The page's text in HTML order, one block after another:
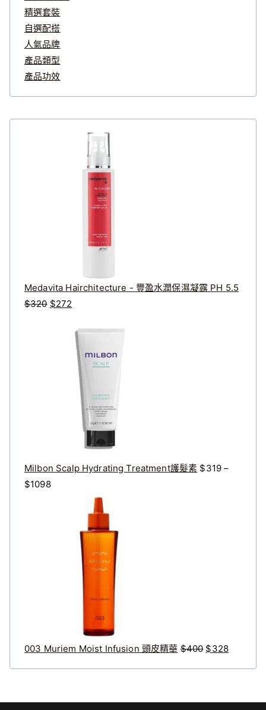
精選套裝
自選配搭
人氣品牌
產品類型
產品功效
Medavita Hairchitecture - 豐盈水潤保濕凝露 PH 5.5
$320 原
$272
價
格
：
Milbon Scalp Hydrating Treatment護髮素 $319 –
$1098價
$
003 Muriem Moist Infusion 頭皮精華 $400 。
$328